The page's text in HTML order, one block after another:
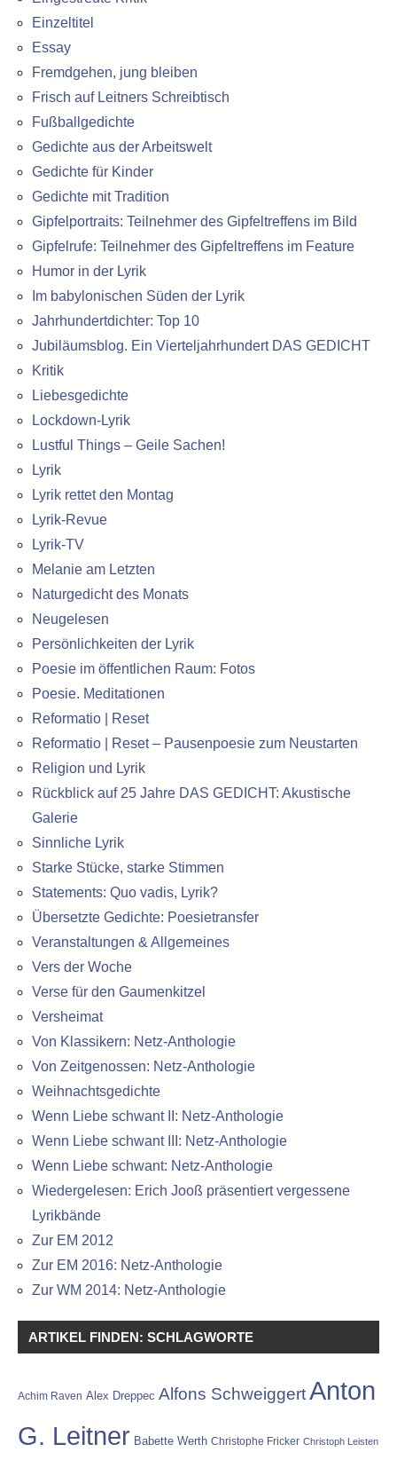
Einzeltitel
Essay
Fremdgehen, jung bleiben
Frisch auf Leitners Schreibtisch
Fußballgedichte
Gedichte aus der Arbeitswelt
Gedichte für Kinder
Gedichte mit Tradition
Gipfelportraits: Teilnehmer des Gipfeltreffens im Bild
Gipfelrufe: Teilnehmer des Gipfeltreffens im Feature
Humor in der Lyrik
Im babylonischen Süden der Lyrik
Jahrhundertdichter: Top 10
Jubiläumsblog. Ein Vierteljahrhundert DAS GEDICHT
Kritik
Liebesgedichte
Lockdown-Lyrik
Lustful Things – Geile Sachen!
Lyrik
Lyrik rettet den Montag
Lyrik-Revue
Lyrik-TV
Melanie am Letzten
Naturgedicht des Monats
Neugelesen
Persönlichkeiten der Lyrik
Poesie im öffentlichen Raum: Fotos
Poesie. Meditationen
Reformatio | Reset
Reformatio | Reset – Pausenpoesie zum Neustarten
Religion und Lyrik
Rückblick auf 25 Jahre DAS GEDICHT: Akustische
Galerie
Sinnliche Lyrik
Starke Stücke, starke Stimmen
Statements: Quo vadis, Lyrik?
Übersetzte Gedichte: Poesietransfer
Veranstaltungen & Allgemeines
Vers der Woche
Verse für den Gaumenkitzel
Versheimat
Von Klassikern: Netz-Anthologie
Von Zeitgenossen: Netz-Anthologie
Weihnachtsgedichte
Wenn Liebe schwant II: Netz-Anthologie
Wenn Liebe schwant III: Netz-Anthologie
Wenn Liebe schwant: Netz-Anthologie
Wiedergelesen: Erich Jooß präsentiert vergessene
Lyrikbände
Zur EM 2012
Zur EM 2016: Netz-Anthologie
Zur WM 2014: Netz-Anthologie
ARTIKEL FINDEN: SCHLAGWORTE
Achim Raven Alex Dreppec Alfons SchweiggertAnton
G. Leitner Babette Werth Christophe Fricker Christoph Leisten